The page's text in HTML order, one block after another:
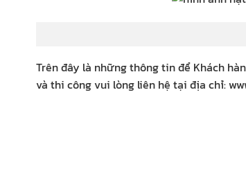
Trên đây là những thông tin để Khách
và thi công vui lòng liên hệ tại địa chỉ: